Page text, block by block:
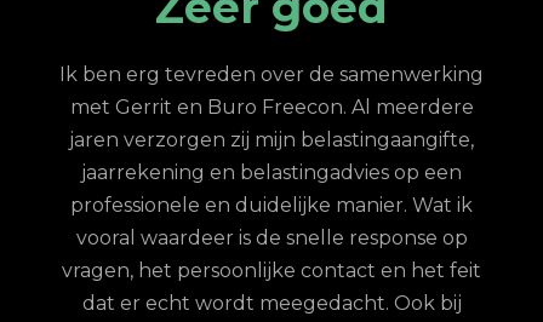
Ik ben erg tevreden over de samenwerking
met Gerrit en Buro Freecon. Al meerdere
jaren verzorgen zij mijn belastingaangifte,
jaarrekening en belastingadvies op een
professionele en duidelijke manier. Wat ik
vooral waardeer is de snelle response op
vragen, het persoonlijke contact en het feit
dat er echt wordt meegedacht. Ook bij